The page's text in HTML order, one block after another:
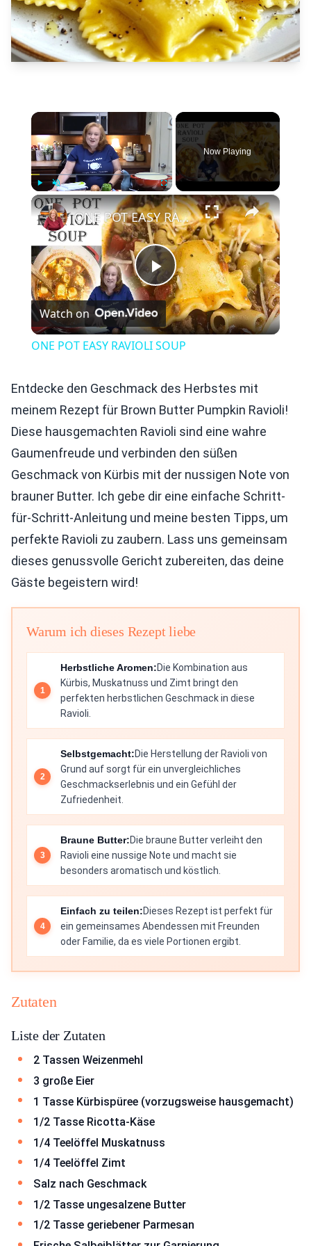
×
Play Unmute Fullscreen
Now Playing
×
Play
Video
ONE POT EASY RAVIOLI SOUP
Watch on
ONE POT EASY RAVIOLI SOUP
Entdecke den Geschmack des Herbstes mit
meinem Rezept für Brown Butter Pumpkin Ravioli!
Diese hausgemachten Ravioli sind eine wahre
Gaumenfreude und verbinden den süßen
Geschmack von Kürbis mit der nussigen Note von
brauner Butter. Ich gebe dir eine einfache Schritt-
für-Schritt-Anleitung und meine besten Tipps, um
perfekte Ravioli zu zaubern. Lass uns gemeinsam
dieses genussvolle Gericht zubereiten, das deine
Gäste begeistern wird!
Warum ich dieses Rezept liebe
Herbstliche Aromen:Die Kombination aus
Kürbis, Muskatnuss und Zimt bringt den
perfekten herbstlichen Geschmack in diese
Ravioli.
Selbstgemacht:Die Herstellung der Ravioli von
Grund auf sorgt für ein unvergleichliches
Geschmackserlebnis und ein Gefühl der
Zufriedenheit.
Braune Butter:Die braune Butter verleiht den
Ravioli eine nussige Note und macht sie
besonders aromatisch und köstlich.
Einfach zu teilen:Dieses Rezept ist perfekt für
ein gemeinsames Abendessen mit Freunden
oder Familie, da es viele Portionen ergibt.
Zutaten
Liste der Zutaten
2 Tassen Weizenmehl
3 große Eier
1 Tasse Kürbispüree (vorzugsweise hausgemacht)
1/2 Tasse Ricotta-Käse
1/4 Teelöffel Muskatnuss
1/4 Teelöffel Zimt
Salz nach Geschmack
1/2 Tasse ungesalzene Butter
1/2 Tasse geriebener Parmesan